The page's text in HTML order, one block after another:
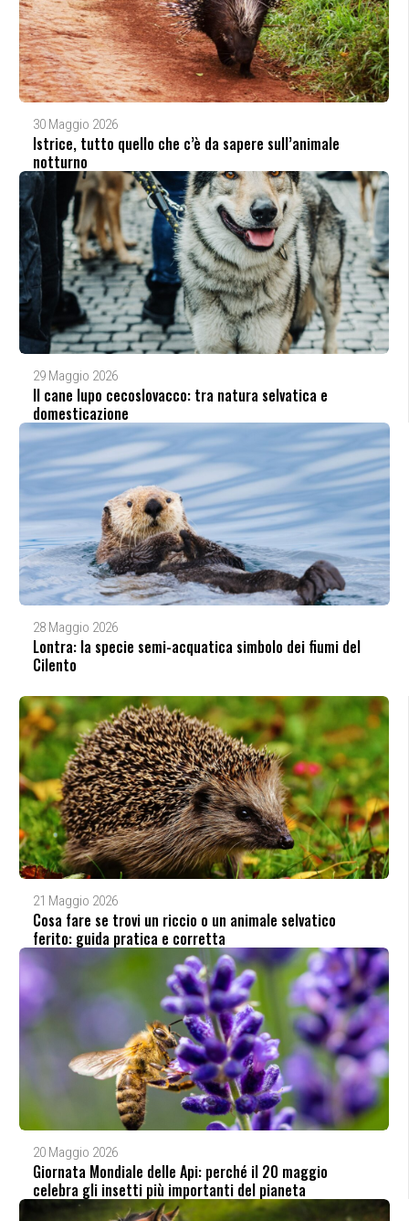
30 Maggio 2026
Istrice, tutto quello che c’è da sapere sull’animale
notturno
29 Maggio 2026
Il cane lupo cecoslovacco: tra natura selvatica e
domesticazione
28 Maggio 2026
Lontra: la specie semi-acquatica simbolo dei fiumi del
Cilento
21 Maggio 2026
Cosa fare se trovi un riccio o un animale selvatico
ferito: guida pratica e corretta
20 Maggio 2026
Giornata Mondiale delle Api: perché il 20 maggio
celebra gli insetti più importanti del pianeta